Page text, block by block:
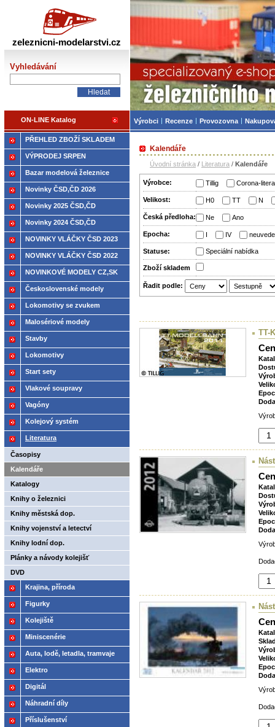
Kalendáře
Úvodní stránka / Literatura / Kalendáře
Výrobce: Tillig Corona-
Velikost: H0 TT N
Česká předloha: Ne Ano
Epocha: I IV
Statuse: Speciální nabídka
Zboží­ skladem
Řadit podle:
TT-
PŘEHLED ZBOŽÍ SKLADEM
VÝPRODEJ SRPEN
Bazar modelová železnice
Novinky ČSD,ČD 2026
Novinky 2025 ČSD,ČD
Novinky 2024 ČSD,ČD
NOVINKY VLÁČKY ČSD 2023
NOVINKY VLÁČKY ČSD 2022
NOVINKOVÉ MODELY CZ,SK
2021
Československé modely
ČSD,ČD
Lokomotivy se zvukem
Malosériové modely
Stavby
Lokomotivy
Start sety
Vlakové soupravy
Vagóny
Kolejový systém
Literatura
Časopisy
Kalendáře
Katalogy
Knihy o železnici
Knihy městská dop.
Knihy vojenství a letectví
Knihy lodní dop.
Plánky a návody kolejišť
DVD
Krajina, příroda
Figurky
Kolejiště
Miniscenérie
Auta, lodě, letadla, tramvaje
Elektro
Digitál
Náhradní díly
Příslušenství
zeleznicni-modelarstvi.cz
Vyhledávání
ON-LINE Katalog
Železniční
Výrobci Recenze Provozovna